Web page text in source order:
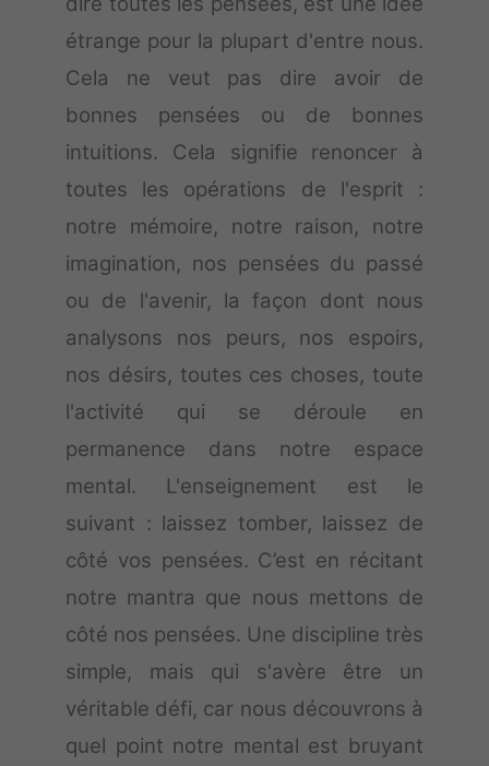
étrange pour la plupart d'entre nous.
Cela ne veut pas dire avoir de
bonnes pensées ou de bonnes
intuitions. Cela signifie renoncer à
toutes les opérations de l'esprit :
notre mémoire, notre raison, notre
imagination, nos pensées du passé
ou de l'avenir, la façon dont nous
analysons nos peurs, nos espoirs,
nos désirs, toutes ces choses, toute
l'activité qui se déroule en
permanence dans notre espace
mental. L'enseignement est le
suivant : laissez tomber, laissez de
côté vos pensées. C’est en récitant
notre mantra que nous mettons de
côté nos pensées. Une discipline très
simple, mais qui s'avère être un
véritable défi, car nous découvrons à
quel point notre mental est bruyant